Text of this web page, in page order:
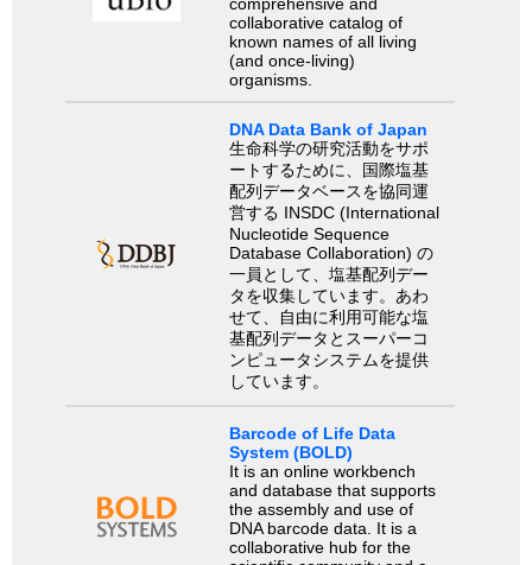
collaborative catalog of
known names of all living
(and once-living)
organisms.
DNA Data Bank of Japan
生命科学の研究活動をサポ
ートするために、国際塩基
配列データベースを協同運
営する INSDC (International
Nucleotide Sequence
Database Collaboration) の
一員として、塩基配列デー
タを収集しています。あわ
せて、自由に利用可能な塩
基配列データとスーパーコ
ンピュータシステムを提供
しています。
Barcode of Life Data
System (BOLD)
It is an online workbench
and database that supports
the assembly and use of
DNA barcode data. It is a
collaborative hub for the